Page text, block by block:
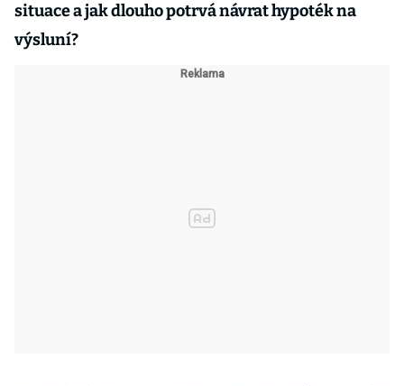
situace a jak dlouho potrvá návrat hypoték na
výsluní?